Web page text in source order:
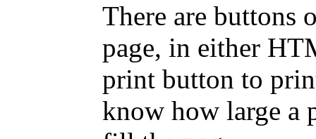
There are buttons
page, in either
print button to
know how large a